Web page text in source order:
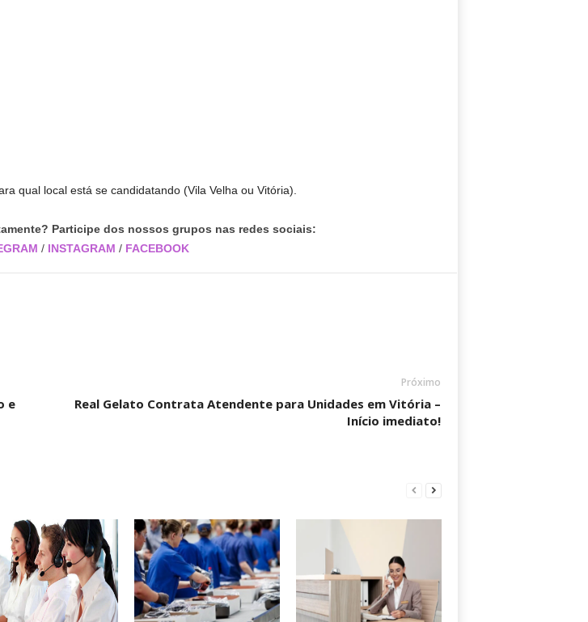
qual local está se candidatando (Vila Velha ou Vitória).
Participe dos nossos grupos nas redes sociais:
/ INSTAGRAM / FACEBOOK
e
Próximo
Real Gelato Contrata Atendente para Unidades em Vitória –
Início imediato!